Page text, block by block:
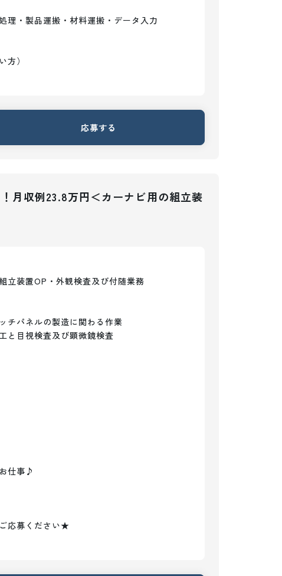
理・製品運搬・材料運搬・データ入力
方）
応募する
月収例23.8万円＜カーナビ用の組立装
立装置OP・外観検査及び付随業務
チパネルの製造に関わる作業
と目視検査及び顕微鏡検査
仕事♪
応募ください★